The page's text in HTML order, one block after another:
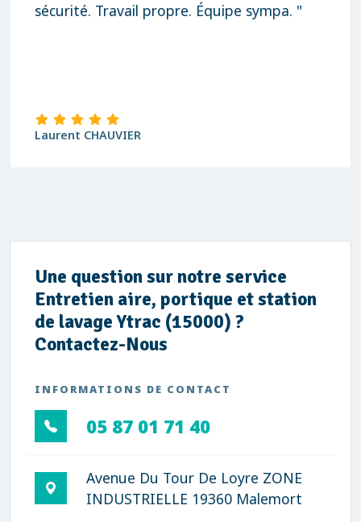
sécurité. Travail propre. Équipe sympa. "
Laurent CHAUVIER
Une question sur notre service
Entretien aire, portique et station
de lavage Ytrac (15000) ?
Contactez-Nous
INFORMATIONS DE CONTACT
05 87 01 71 40
Avenue Du Tour De Loyre ZONE
INDUSTRIELLE 19360 Malemort